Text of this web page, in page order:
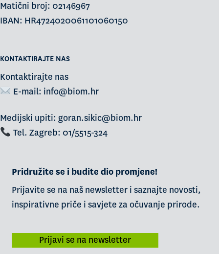
Matični broj: 02146967
IBAN: HR4724020061101060150
KONTAKTIRAJTE NAS
Kontaktirajte nas
E-mail: info@biom.hr
Medijski upiti: goran.sikic@biom.hr
Tel. Zagreb: 01/5515-324
Pridružite se i budite dio promjene!
Prijavite se na naš newsletter i saznajte novosti,
inspirativne priče i savjete za očuvanje prirode.
Prijavi se na newsletter